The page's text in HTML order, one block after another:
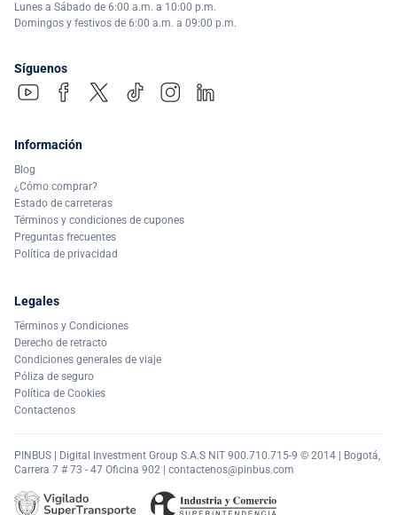
Lunes a Sábado de 6:00 a.m. a 10:00 p.m.
Domingos y festivos de 6:00 a.m. a 09:00 p.m.
Síguenos
Información
Blog
¿Cómo comprar?
Estado de carreteras
Términos y condiciones de cupones
Preguntas frecuentes
Política de privacidad
Legales
Términos y Condiciones
Derecho de retracto
Condiciones generales de viaje
Póliza de seguro
Política de Cookies
Contactenos
PINBUS | Digital Investment Group S.A.S NIT 900.710.715-9 © 2014 | Bogotá,
Carrera 7 # 73 - 47 Oficina 902 | contactenos@pinbus.com